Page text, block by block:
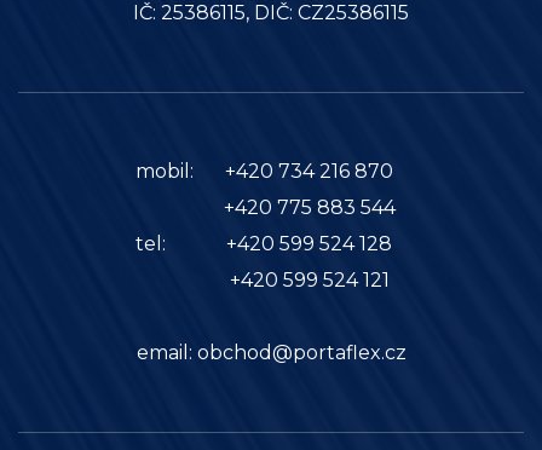
IČ: 25386115, DIČ: CZ25386115
mobil:
+420 734 216 870
+420 775 883 544
tel:
+420 599 524 128
+420 599 524 121
email: obchod@portaflex.cz